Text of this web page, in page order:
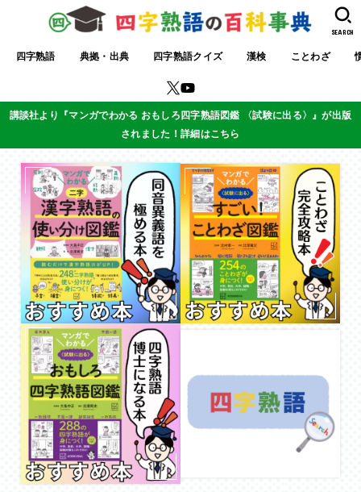
四字熟語 典拠・出典 四字熟語クイズ 漢検 ことわざ
SEARCH
講談社より『マンガでわかる おもしろ四字熟語図鑑 〈試験に出る〉』が出版
されました！詳細はこちら